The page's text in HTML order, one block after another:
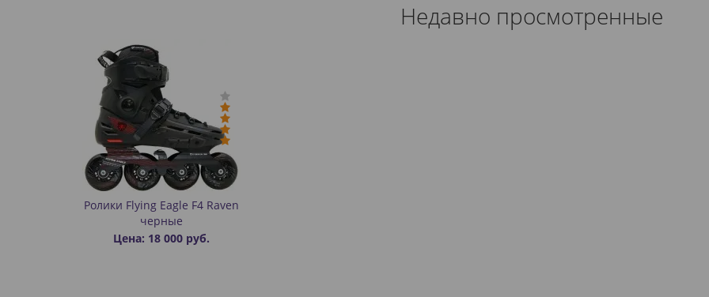
Недавно просмотренные
Ролики Flying Eagle F4 Raven
черные
Цена: 18 000 руб.